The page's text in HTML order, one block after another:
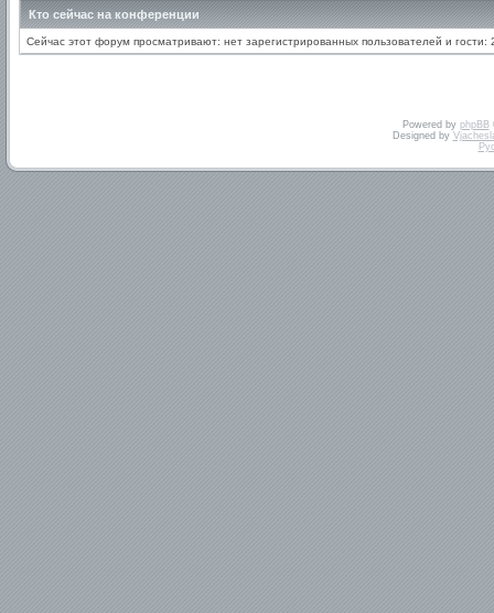
Кто сейчас на конференции
Сейчас этот форум просматривают: нет зарегистрированных пользователей и гости:
Powered by phpBB
Designed by